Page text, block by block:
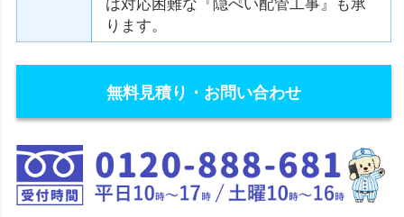
は対応困難な『隠ぺい配管工事』も承
ります。
無料見積り・お問い合わせ